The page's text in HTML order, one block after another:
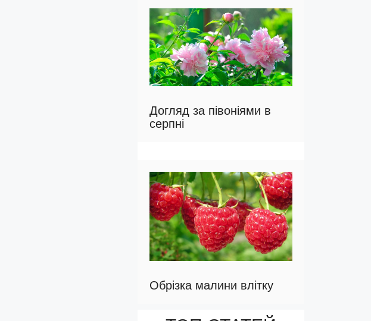
Догляд за півоніями в
серпні
Обрізка малини влітку